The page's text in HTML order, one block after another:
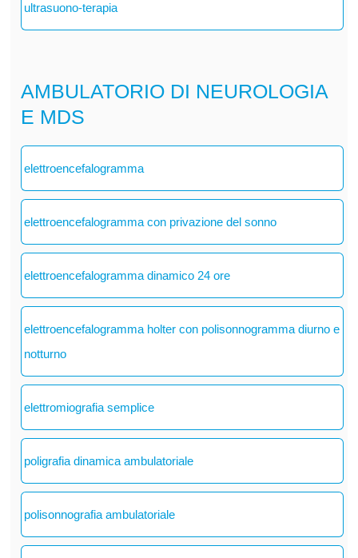
ultrasuono-terapia
AMBULATORIO DI NEUROLOGIA
E MDS
elettroencefalogramma
elettroencefalogramma con privazione del sonno
elettroencefalogramma dinamico 24 ore
elettroencefalogramma holter con polisonnogramma diurno e
notturno
elettromiografia semplice
poligrafia dinamica ambulatoriale
polisonnografia ambulatoriale